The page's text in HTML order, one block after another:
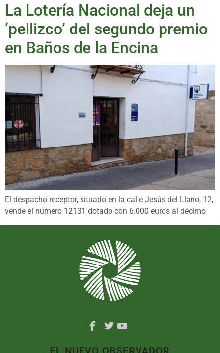
La Lotería Nacional deja un
‘pellizco’ del segundo premio
en Baños de la Encina
El despacho receptor, situado en la calle Jesús del Llano, 12,
vende el número 12131 dotado con 6.000 euros al décimo
EL NUEVO OBSERVADOR